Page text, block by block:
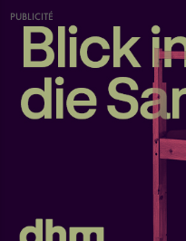
PUBLICITÉ